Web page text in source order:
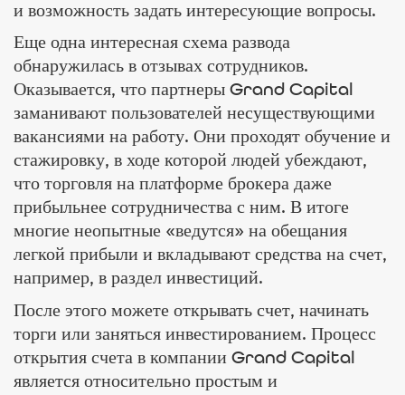
и возможность задать интересующие вопросы.
Еще одна интересная схема развода
обнаружилась в отзывах сотрудников.
Оказывается, что партнеры Grand Capital
заманивают пользователей несуществующими
вакансиями на работу. Они проходят обучение и
стажировку, в ходе которой людей убеждают,
что торговля на платформе брокера даже
прибыльнее сотрудничества с ним. В итоге
многие неопытные «ведутся» на обещания
легкой прибыли и вкладывают средства на счет,
например, в раздел инвестиций.
После этого можете открывать счет, начинать
торги или заняться инвестированием. Процесс
открытия счета в компании Grand Capital
является относительно простым и